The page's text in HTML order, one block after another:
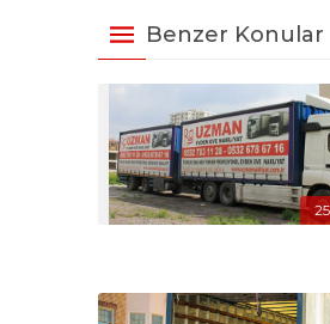
Benzer Konular